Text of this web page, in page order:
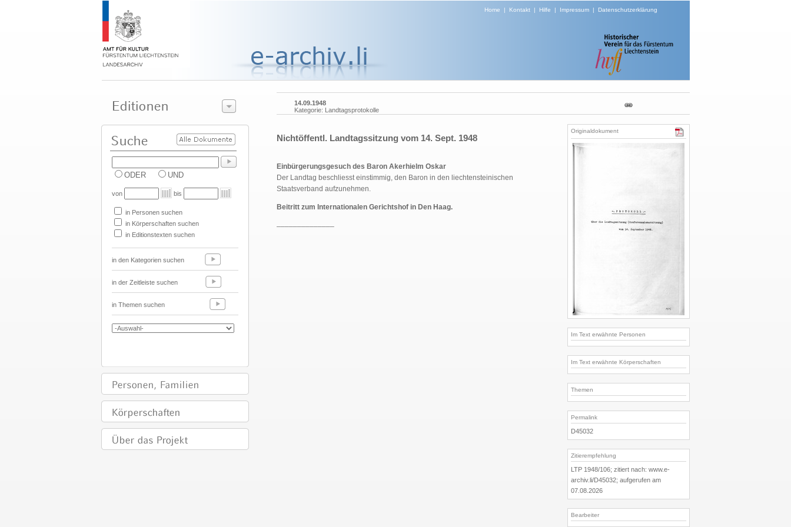
Home | Kontakt| Hilfe | Impressum| Datenschutzerklärung
ODER UND
von bis
in Personen suchen
in Körperschaften suchen
in Editionstexten suchen
in den Kategorien suchen
in der Zeitleiste suchen
in Themen suchen
14.09.1948
Kategorie: Landtagsprotokolle
Nichtöffentl. Landtagssitzung vom 14. Sept. 1948
Einbürgerungsgesuch des Baron Akerhielm Oskar
Der Landtag beschliesst einstimmig, den Baron in den liechtensteinischen
Staatsverband aufzunehmen.
Beitritt zum Internationalen Gerichtshof in Den Haag.
Originaldokument
Im Text erwähnte Personen
Im Text erwähnte Körperschaften
Themen
Permalink
D45032
Zitierempfehlung
LTP 1948/106; zitiert nach: www.e-
archiv.li/D45032; aufgerufen am
07.08.2026
Bearbeiter